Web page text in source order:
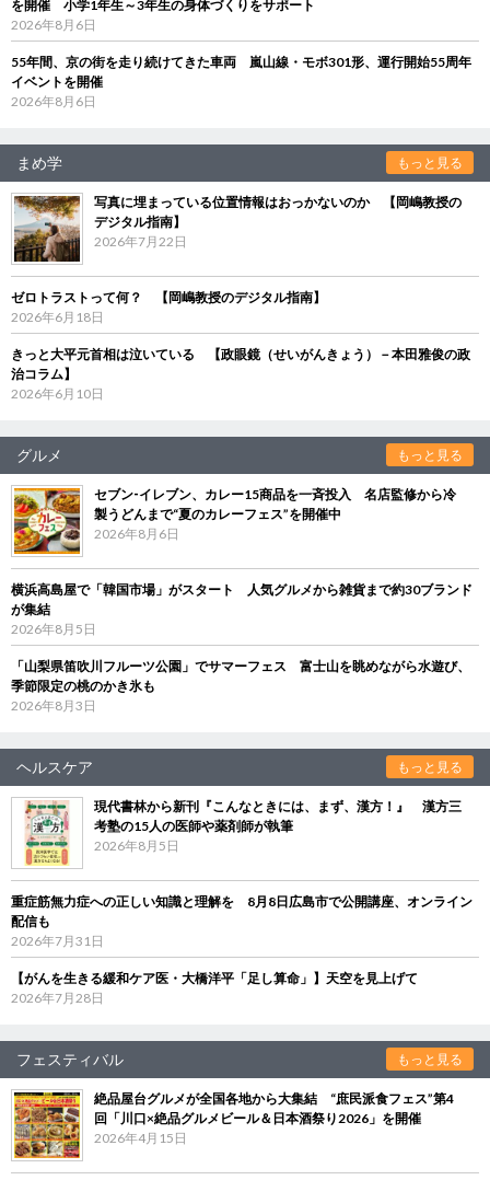
を開催 小学1年生～3年生の身体づくりをサポート
2026年8月6日
55年間、京の街を走り続けてきた車両 嵐山線・モボ301形、運行開始55周年
イベントを開催
2026年8月6日
まめ学 もっと見る
写真に埋まっている位置情報はおっかないのか 【岡嶋教授の
デジタル指南】
2026年7月22日
ゼロトラストって何？ 【岡嶋教授のデジタル指南】
2026年6月18日
きっと大平元首相は泣いている 【政眼鏡（せいがんきょう）－本田雅俊の政
治コラム】
2026年6月10日
グルメ もっと見る
セブン‐イレブン、カレー15商品を一斉投入 名店監修から冷
製うどんまで“夏のカレーフェス”を開催中
2026年8月6日
横浜高島屋で「韓国市場」がスタート 人気グルメから雑貨まで約30ブランド
が集結
2026年8月5日
「山梨県笛吹川フルーツ公園」でサマーフェス 富士山を眺めながら水遊び、
季節限定の桃のかき氷も
2026年8月3日
ヘルスケア もっと見る
現代書林から新刊『こんなときには、まず、漢方！』 漢方三
考塾の15人の医師や薬剤師が執筆
2026年8月5日
重症筋無力症への正しい知識と理解を 8月8日広島市で公開講座、オンライン
配信も
2026年7月31日
【がんを生きる緩和ケア医・大橋洋平「足し算命」】天空を見上げて
2026年7月28日
フェスティバル もっと見る
絶品屋台グルメが全国各地から大集結 “庶民派食フェス”第4
回「川口×絶品グルメビール＆日本酒祭り2026」を開催
2026年4月15日